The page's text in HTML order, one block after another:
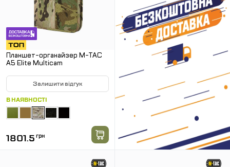
Планшет-органайзер M-TAC
А5 Elite Multicam
Залишити відгук
В НАЯВНОСТІ
1801.5 грн